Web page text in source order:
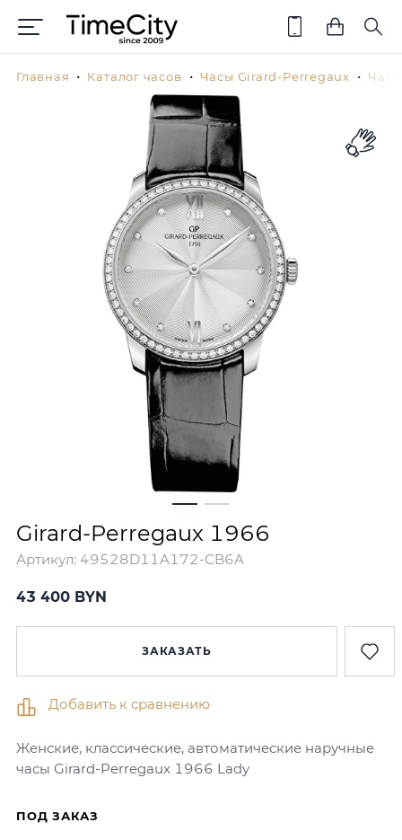
Главная Каталог часов Часы Girard-Perregaux
Girard-Perregaux 1966
Артикул: 49528D11A172-CB6A
Женские, классические, автоматические наручные
часы Girard-Perregaux 1966 Lady
43 400 BYN
ЗАКАЗАТЬ
Добавить к сравнению
ПОД ЗАКАЗ